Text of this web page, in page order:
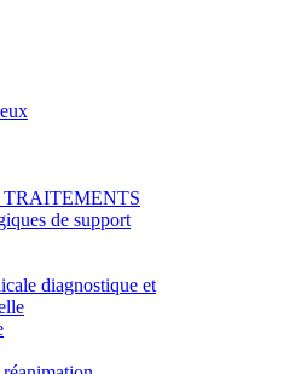
de support
diagnostique et